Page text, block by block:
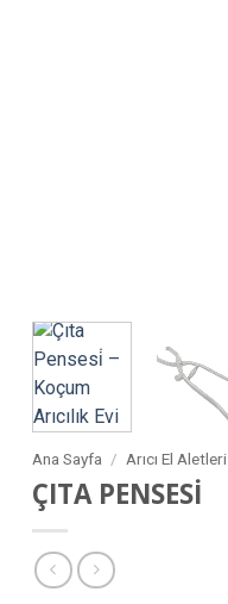
Ana Sayfa / Arıcı El Aletleri
ÇITA PENSESİ